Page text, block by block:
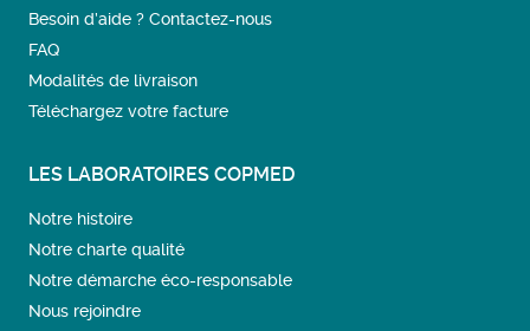
Besoin d’aide ? Contactez-nous
FAQ
Modalités de livraison
Téléchargez votre facture
LES LABORATOIRES COPMED
Notre histoire
Notre charte qualité
Notre démarche éco-responsable
Nous rejoindre